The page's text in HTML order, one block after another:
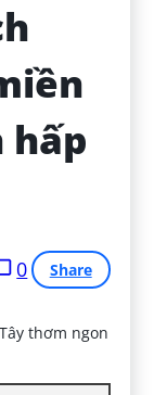
hấp
0 Share